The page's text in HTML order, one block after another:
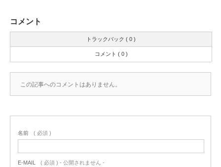
コメント
トラックバック ( 0 )
コメント ( 0 )
この記事へのコメントはありません。
名前 ( 必須 )
E-MAIL ( 必須 ) - 公開されません -